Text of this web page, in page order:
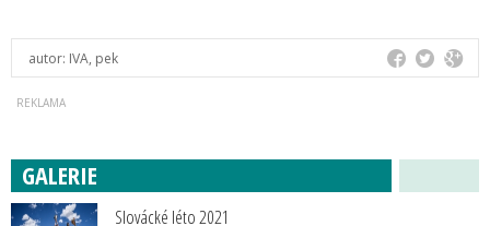
autor: IVA, pek
GALERIE
Slovácké léto 2021